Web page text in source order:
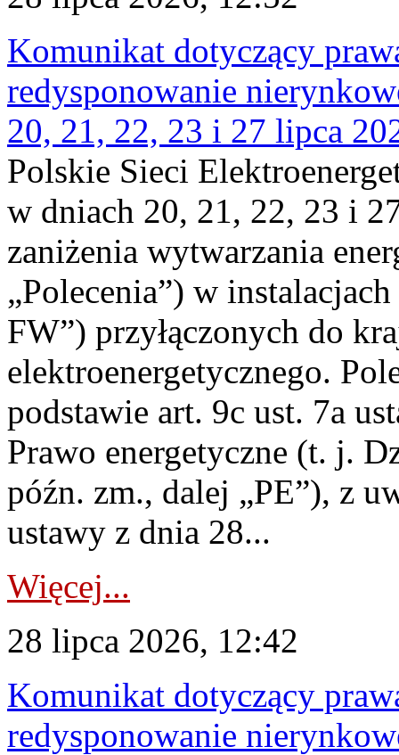
Komunikat dotyczący
redysponowanie
20, 21, 22, 23 i 27 lipca
Polskie Sieci
w dniach 20, 21, 22, 23 i
zaniżenia wytwarzania
„Polecenia”) w
FW”) przyłączonych do
elektroenergetycznego.
podstawie art. 9c ust. 7a
Prawo energetyczne (t. j.
późn. zm., dalej „PE”), z
ustawy z dnia 28...
Więcej...
28 lipca 2026, 12:42
Komunikat dotyczący
redysponowanie